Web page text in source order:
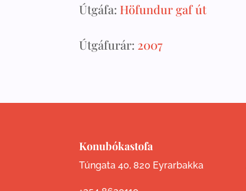
Útgáfa: Höfundur gaf út
Útgáfurár: 2007
Konubókastofa
Túngata 40, 820 Eyrarbakka